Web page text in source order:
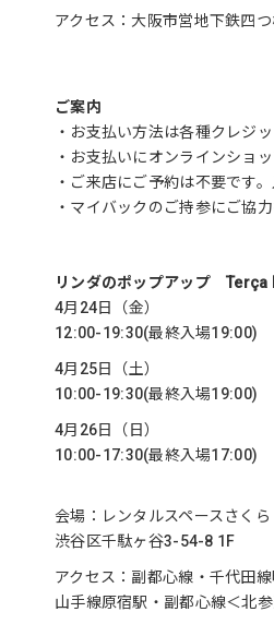
アクセス：大阪市営地下鉄四
ご案内
・お支払い方法は各種クレジ
・お支払いにオンラインショ
・ご来店にご予約は不要です
・マイバックのご持参にご協力
リンダのポップアップ Terça
4月24日（金）
12:00-19:30(最終入場19:00)
4月25日（土）
10:00-19:30(最終入場19:00)
4月26日（日）
10:00-17:30(最終入場17:00)
会場：レンタルスペースさくら
渋谷区千駄ヶ谷3-54-8 1F
アクセス：副都心線・千代田
山手線原宿駅・副都心線＜北